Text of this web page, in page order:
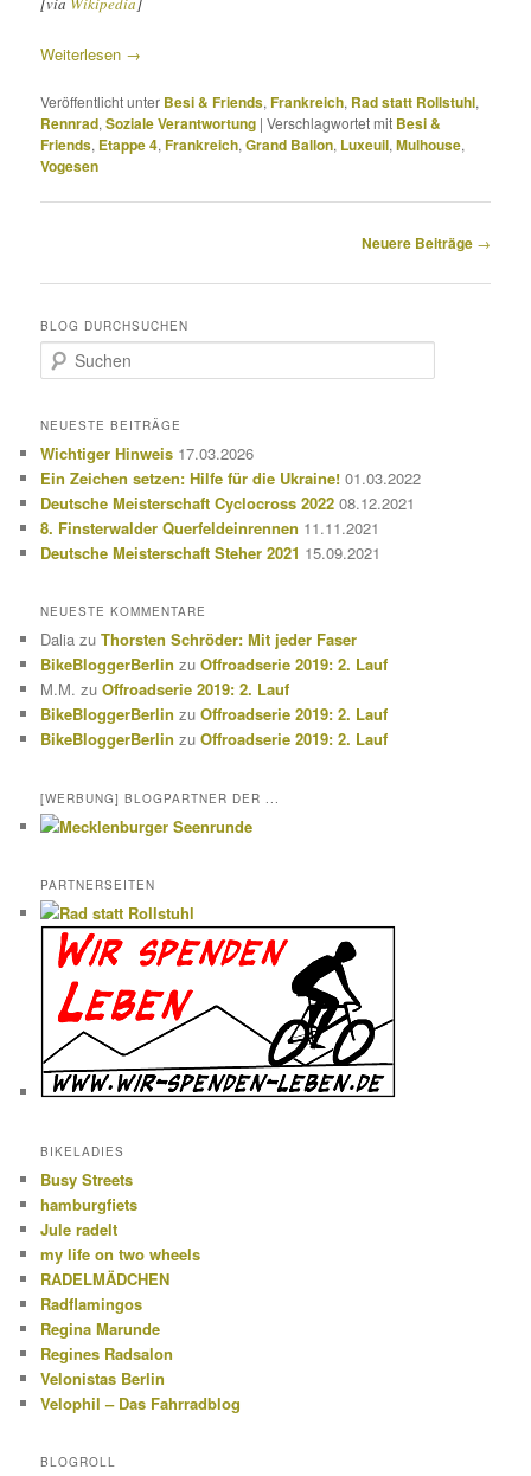
Weiterlesen →
Veröffentlicht unter Besi & Friends,Frankreich, Rad statt Rollstuhl,
Rennrad,Soziale Verantwortung |Verschlagwortet mit Besi &
Friends, Etappe 4,Frankreich,Grand Ballon, Luxeuil,Mulhouse,
Vogesen
Neuere Beiträge →
BLOG DURCHSUCHEN
u
h
n
NEUESTE BEITRÄGE
Wichtiger Hinweis 17.03.2026
Ein Zeichen setzen: Hilfe für die Ukraine! 01.03.2022
Deutsche Meisterschaft Cyclocross 2022 08.12.2021
8. Finsterwalder Querfeldeinrennen 11.11.2021
Deutsche Meisterschaft Steher 2021 15.09.2021
NEUESTE KOMMENTARE
Dalia zuThorsten Schröder: Mit jeder Faser
BikeBloggerBerlin zuOffroadserie 2019: 2. Lauf
M.M. zuOffroadserie 2019: 2. Lauf
BikeBloggerBerlin zuOffroadserie 2019: 2. Lauf
BikeBloggerBerlin zuOffroadserie 2019: 2. Lauf
[WERBUNG] BLOGPARTNER DER ...
PARTNERSEITEN
BIKELADIES
Busy Streets
hamburgfiets
Jule radelt
my life on two wheels
RADELMÄDCHEN
Radflamingos
Regina Marunde
Regines Radsalon
Velonistas Berlin
Velophil – Das Fahrradblog
BLOGROLL